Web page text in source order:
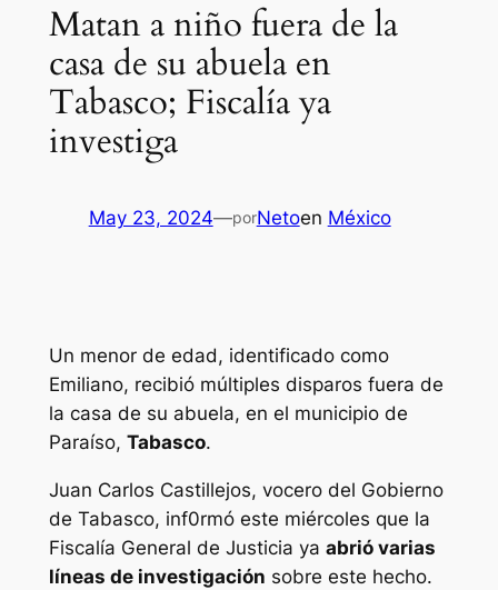
Matan a niño fuera de la
casa de su abuela en
Tabasco; Fiscalía ya
investiga
May 23, 2024—porNetoen México
Un menor de edad, identificado como
Emiliano, recibió múltiples disparos fuera de
la casa de su abuela, en el municipio de
Paraíso, Tabasco.
Juan Carlos Castillejos, vocero del Gobierno
de Tabasco, inf0rmó este miércoles que la
Fiscalía General de Justicia ya abrió varias
líneas de investigación sobre este hecho.